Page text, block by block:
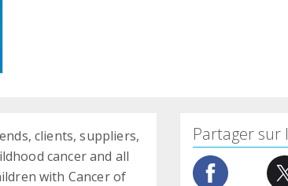
clients, suppliers,
cancer and all
with Cancer of
Partager sur